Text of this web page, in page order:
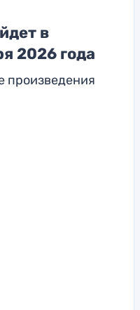
в
2026 года
произведения